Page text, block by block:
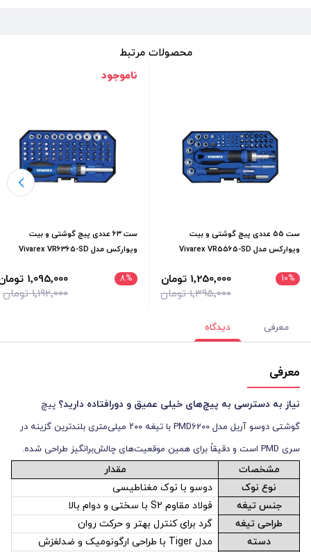
محصولات مرتبط
ست 55 عددی پیچ گوشتی و بیت
ویوارکس مدل Vivarex VR5565-SD
10%
1٬395٬000 تومان
1٬250٬000 تومان
ناموجود
ست ۶۳ عددی پیچ گوشتی و بیت
ویوارکس مدل Vivarex VR6365-SD
8%
1٬192٬000 تومان
1٬095٬000 تومان
معرفی دیدگاه
معرفی
نیاز به دسترسی به پیچ‌های خیلی عمیق و دورافتاده دارید؟ پیچ
گوشتی دوسو آریل مدل PMD6200 با تیغه ۲۰۰ میلی‌متری بلندترین گزینه در
سری PMD است و دقیقاً برای همین موقعیت‌های چالش‌برانگیز طراحی شده.
مشخصات
مقدار
نوع نوک
دوسو با نوک مغناطیسی
جنس تیغه
فولاد مقاوم S2 با سختی و دوام بالا
طراحی تیغه
گرد برای کنترل بهتر و حرکت روان
دسته
مدل Tiger با طراحی ارگونومیک و ضدلغزش